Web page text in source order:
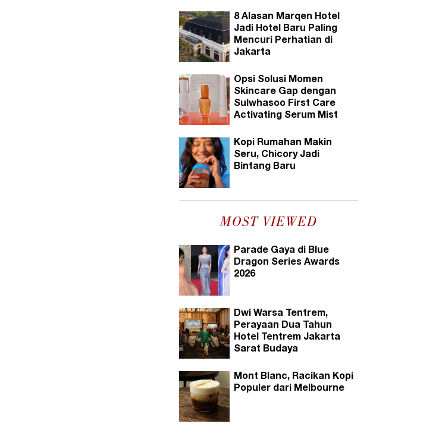
8 Alasan Marqen Hotel
Jadi Hotel Baru Paling
Mencuri Perhatian di
Jakarta
Opsi Solusi Momen
Skincare Gap dengan
Sulwhasoo First Care
Activating Serum Mist
Kopi Rumahan Makin
Seru, Chicory Jadi
Bintang Baru
MOST VIEWED
Parade Gaya di Blue
Dragon Series Awards
2026
Dwi Warsa Tentrem,
Perayaan Dua Tahun
Hotel Tentrem Jakarta
Sarat Budaya
Mont Blanc, Racikan Kopi
Populer dari Melbourne